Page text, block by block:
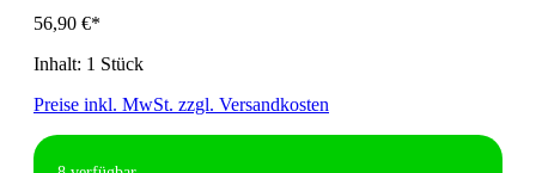
56,90 €*
Inhalt: 1 Stück
Preise inkl. MwSt. zzgl. Versandkosten